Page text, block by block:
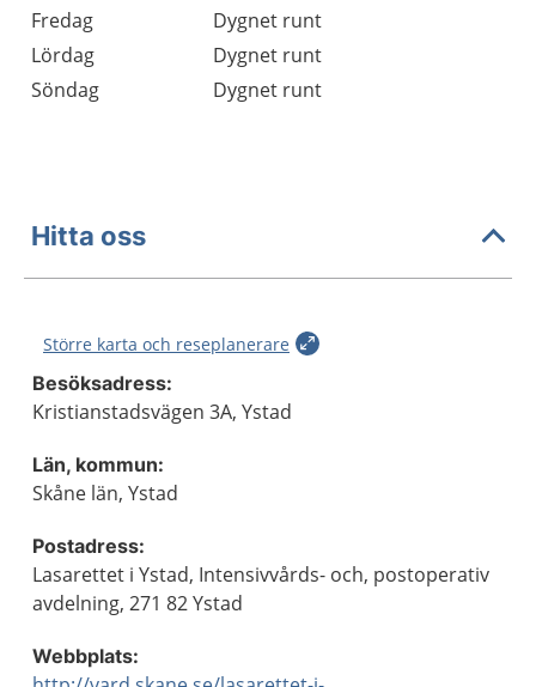
Fredag
Dygnet runt
Lördag
Dygnet runt
Söndag
Dygnet runt
Hitta oss
Större karta och reseplanerare
Besöksadress:
Kristianstadsvägen 3A, Ystad
Län, kommun:
Skåne län, Ystad
Postadress:
Lasarettet i Ystad, Intensivvårds- och, postoperativ
avdelning, 271 82 Ystad
Webbplats: